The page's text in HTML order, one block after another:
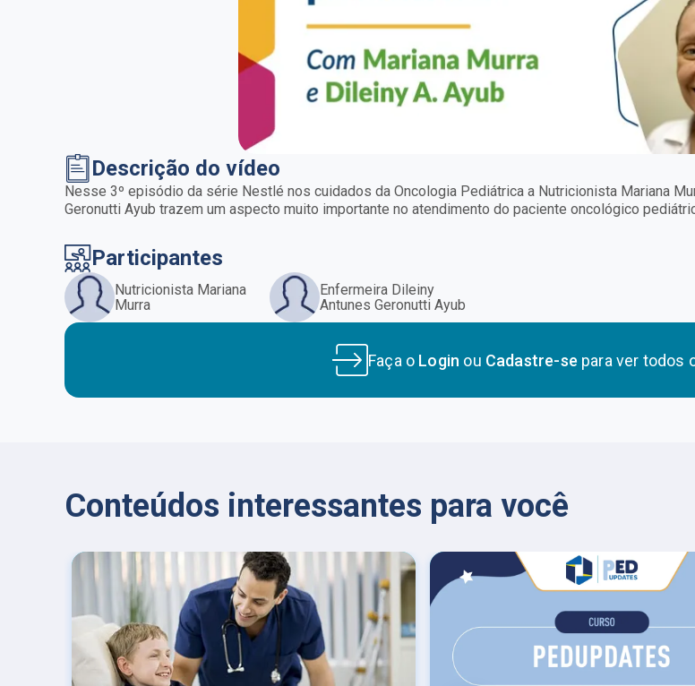
Descrição do vídeo
Nesse 3º episódio da série Nestlé nos cuidados da Oncologia Pediátrica a Nutricionista Mariana
Geronutti Ayub trazem um aspecto muito importante no atendimento do paciente oncológico
Participantes
Nutricionista Mariana
Murra
Enfermeira Dileiny
Antunes Geronutti Ayub
Faça o Login ou Cadastre-se para ver todos
Conteúdos interessantes para você